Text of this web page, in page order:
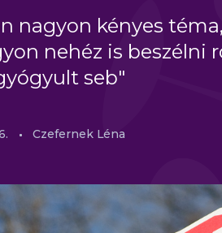
nagyon kényes
nehéz is beszélni
seb"
Czefernek Léna